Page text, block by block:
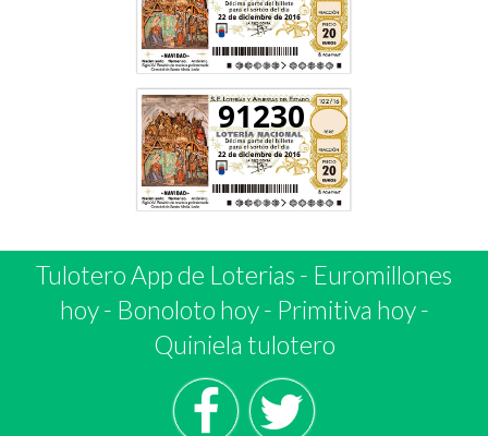
91230
Tulotero App de Loterias - Euromillones
hoy- Bonoloto hoy- Primitiva hoy-
Quiniela tulotero